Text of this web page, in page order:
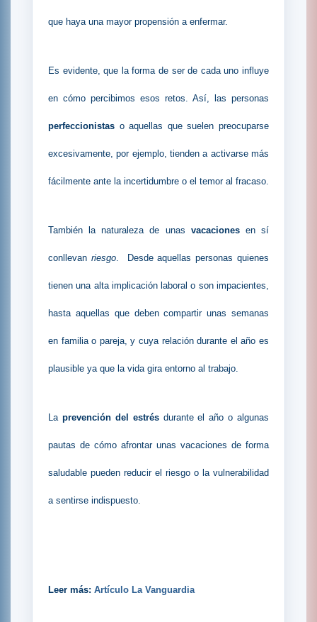
que haya una mayor propensión a enfermar.
Es evidente, que la forma de ser de cada uno influye
en cómo percibimos esos retos. Así, las personas
perfeccionistas o aquellas que suelen preocuparse
excesivamente, por ejemplo, tienden a activarse más
fácilmente ante la incertidumbre o el temor al fracaso.
También la naturaleza de unas vacacionesen sí
conllevan riesgo. Desde aquellas personas quienes
tienen una alta implicación laboral o son impacientes,
hasta aquellas que deben compartir unas semanas
en familia o pareja, y cuya relación durante el año es
plausible ya que la vida gira entorno al trabajo.
La prevención del estrésdurante el año o algunas
pautas de cómo afrontar unas vacaciones de forma
saludable pueden reducir el riesgo o la vulnerabilidad
a sentirse indispuesto.
Leer más: Artículo La Vanguardia